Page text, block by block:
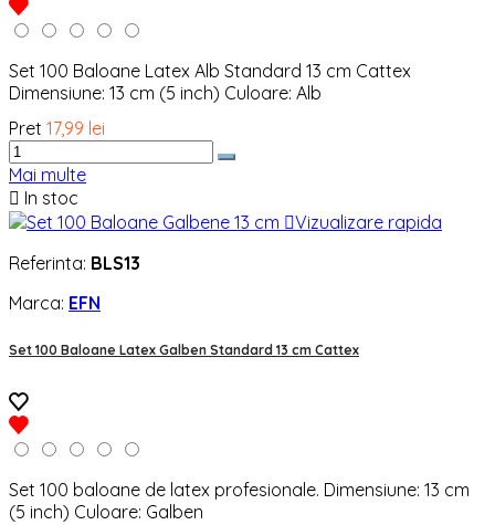
Set 100 Baloane Latex Alb Standard 13 cm Cattex
Dimensiune: 13 cm (5 inch) Culoare: Alb
Pret 17,99 lei
Mai multe
 In stoc
Vizualizare rapida
Referinta: BLS13
Marca: EFN
Set 100 Baloane Latex Galben Standard 13 cm Cattex
Set 100 baloane de latex profesionale. Dimensiune: 13 cm
(5 inch) Culoare: Galben